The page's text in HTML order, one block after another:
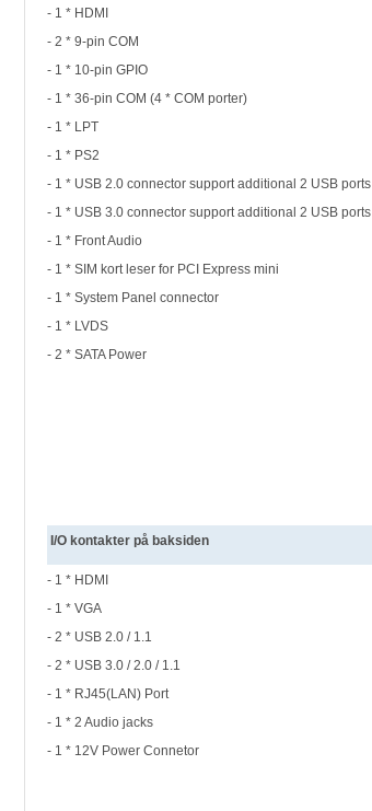
- 1 * HDMI
- 2 * 9-pin COM
- 1 * 10-pin GPIO
- 1 * 36-pin COM (4 * COM porter)
- 1 * LPT
- 1 * PS2
- 1 * USB 2.0 connector support additional 2 USB ports
- 1 * USB 3.0 connector support additional 2 USB ports
- 1 * Front Audio
- 1 * SIM kort leser for PCI Express mini
- 1 * System Panel connector
- 1 * LVDS
- 2 * SATA Power
I/O kontakter på baksiden
- 1 * HDMI
- 1 * VGA
- 2 * USB 2.0 / 1.1
- 2 * USB 3.0 / 2.0 / 1.1
- 1 * RJ45(LAN) Port
- 1 * 2 Audio jacks
- 1 * 12V Power Connetor